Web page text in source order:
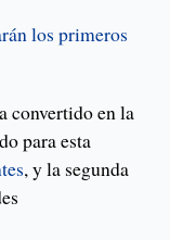
los primeros
convertido en la
para esta
, y la segunda